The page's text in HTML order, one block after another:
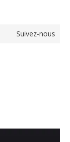
Suivez-nous